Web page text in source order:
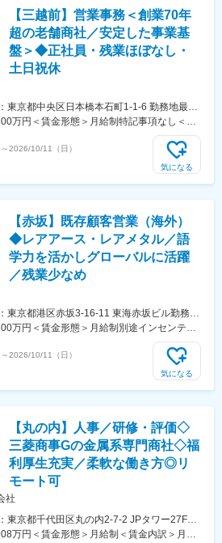
【三越前】営業事務＜創業70年
超の老舗商社／安定した事業基
盤＞◆正社員・残業ほぼなし・
土日祝休
東京都中央区日本橋本石町1-1-6 勤務地最寄
／三越前駅受動喫煙対策：屋内全面禁煙変
万円＜賃金形態＞月給制特記事項なし＜賃
250,000円～330,000円＜月給＞250,000円
＜残業手当＞有＜給与補足＞■昇給：年1回
単位で支給賃金はあくまでも目安の金額で
～2026/10/11（日）
気になる
【赤坂】既存顧客営業（海外）
◆レアアース・レアメタル／語
学力を活かしグローバルに活躍
／残業少なめ
東京都港区赤坂3-16-11 東海赤坂ビル勤務地
坂見附駅受動喫煙対策：敷地内全面禁煙変更
万円＜賃金形態＞月給制別途インセンティ
基本給）：500,000円～666,000円＜月給＞
給有無＞有＜残業手当＞有賃金はあくまで
を通じて上下する可能性があります。月給
～2026/10/11（日）
気になる
【丸の内】人事／研修・評価◇
三菱商事Gの金属系専門商社◇福
利厚生充実／柔軟な働き方◎リ
モート可
社
東京都千代田区丸の内2-7-2 JPタワー27F勤
受動喫煙対策：屋内全面禁煙変更の範囲：
万円＜賃金形態＞月給制＜賃金内訳＞月額